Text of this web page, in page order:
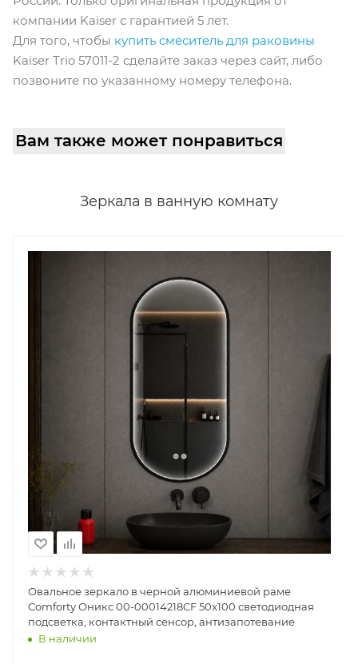
компании Kaiser с гарантией 5 лет.
Для того, чтобы купить смеситель для раковины
Kaiser Trio 57011-2 сделайте заказ через сайт, либо
позвоните по указанному номеру телефона.
Вам также может понравиться
Зеркала в ванную комнату
Овальное зеркало в черной алюминиевой раме
Comforty Оникс 00-00014218CF 50x100 светодиодная
подсветка, контактный сенсор, антизапотевание
В наличии